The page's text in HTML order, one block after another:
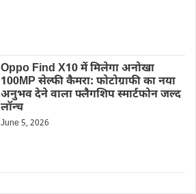
Oppo Find X10 में मिलेगा अनोखा
100MP सेल्फी कैमरा: फोटोग्राफी का नया
अनुभव देने वाला फ्लैगशिप स्मार्टफोन जल्द
लॉन्च
June 5, 2026